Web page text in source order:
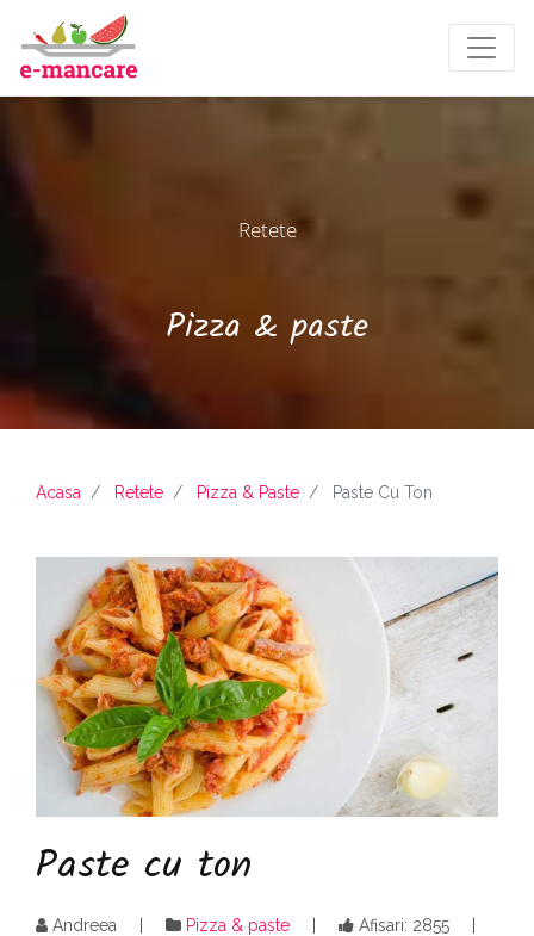
Retete
Pizza & paste
Acasa Retete Pizza & Paste Paste Cu Ton
Paste cu ton
Andreea Pizza & paste Afisari: 2855